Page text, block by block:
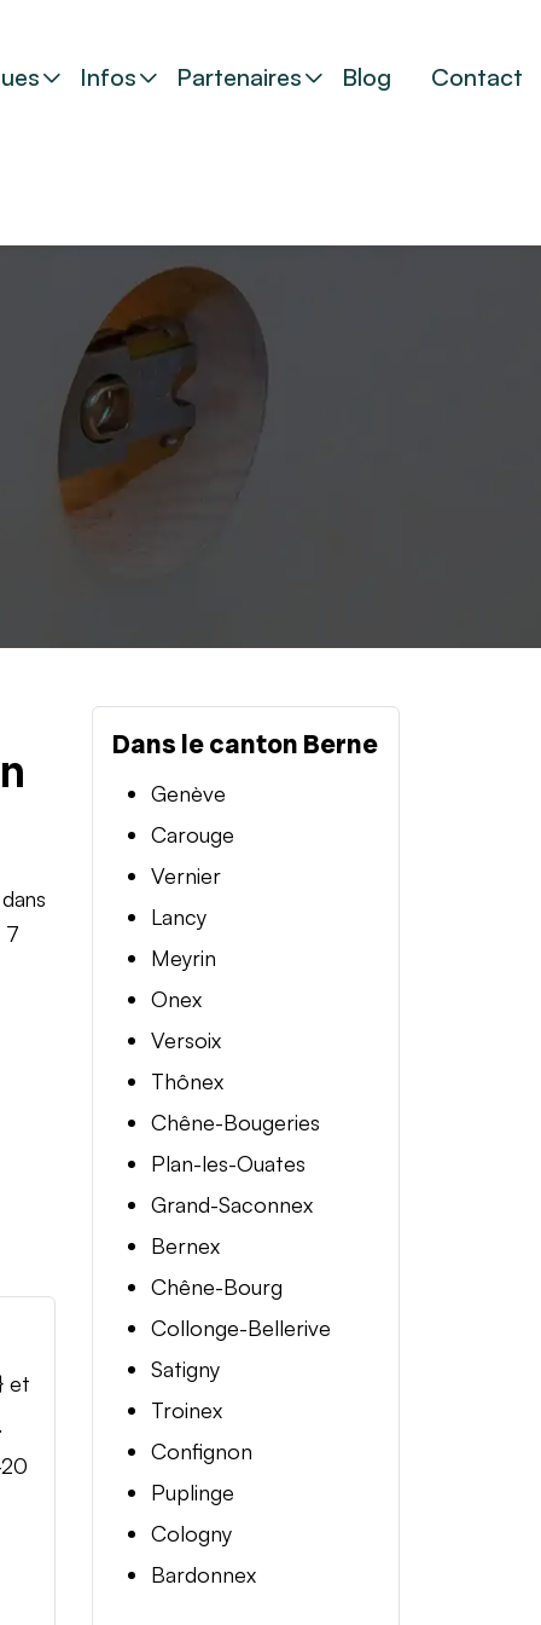
Infos Partenaires Blog Contact
7
et
Dans le canton Berne
Genève
Carouge
Vernier
Lancy
Meyrin
Onex
Versoix
Thônex
Chêne-Bougeries
Plan-les-Ouates
Grand-Saconnex
Bernex
Chêne-Bourg
Collonge-Bellerive
Satigny
Troinex
Confignon
Puplinge
Cologny
Bardonnex